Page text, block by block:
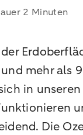
2 Minuten
mehr als
in unseren
Die